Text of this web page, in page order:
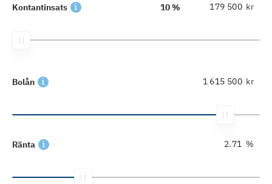
Kontantinsats 10 % kr
Bolån kr
Ränta %